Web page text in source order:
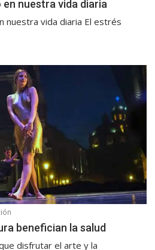
nuestra vida diaria
nuestra vida diaria El estrés
benefician la salud
disfrutar el arte y la